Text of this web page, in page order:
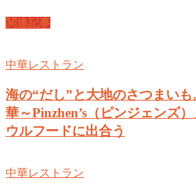
関連記事
中華レストラン
海の“だし”と大地のさつまい
華～Pinzhen’s（ピンジェンズ
ウルフードに出合う
中華レストラン